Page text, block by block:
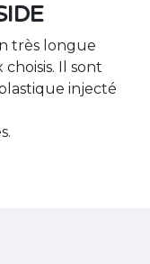
très longue
Il sont
injecté